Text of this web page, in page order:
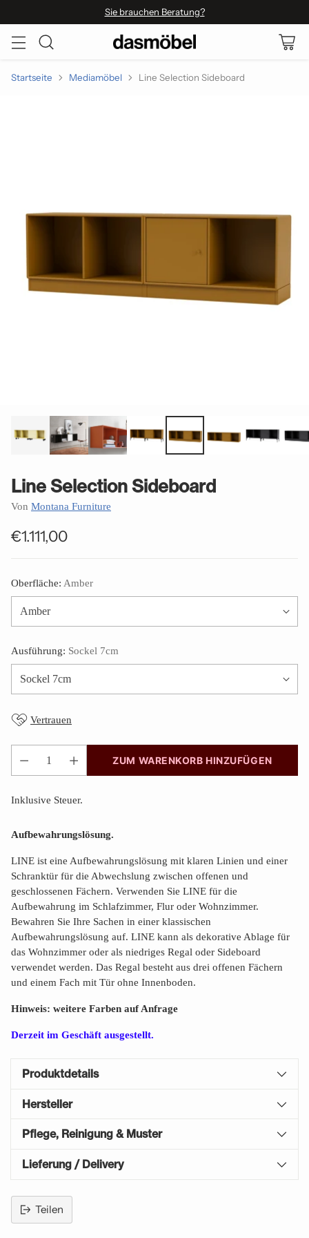
Sie brauchen Beratung?
Startseite Mediamöbel Line Selection Sideboard
Line Selection Sideboard
Von Montana Furniture
Normaler
€1.111,00
Oberfläche: Amber
Ausführung: Sockel 7cm
Vertrauen
Anzahl
ZUM WARENKORB HINZUFÜGEN
Inklusive Steuer.
Aufbewahrungslösung.
LINE ist eine Aufbewahrungslösung mit klaren Linien und einer
Schranktür für die Abwechslung zwischen offenen und
geschlossenen Fächern. Verwenden Sie LINE für die
Aufbewahrung im Schlafzimmer, Flur oder Wohnzimmer.
Bewahren Sie Ihre Sachen in einer klassischen
Aufbewahrungslösung auf. LINE kann als dekorative Ablage für
das Wohnzimmer oder als niedriges Regal oder Sideboard
verwendet werden. Das Regal besteht aus drei offenen Fächern
und einem Fach mit Tür ohne Innenboden.
Hinweis: weitere Farben auf Anfrage
Derzeit im Geschäft ausgestellt.
Produktdetails
Hersteller
Pflege, Reinigung & Muster
Lieferung / Delivery
Teilen